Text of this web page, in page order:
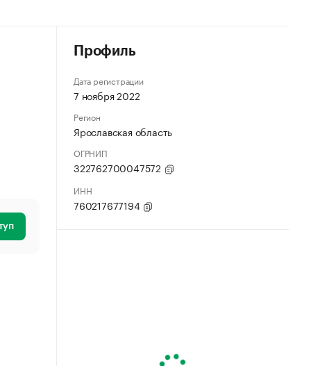
Профиль
Дата регистрации
7 ноября 2022
Регион
Ярославская область
ОГРНИП
322762700047572
ИНН
760217677194